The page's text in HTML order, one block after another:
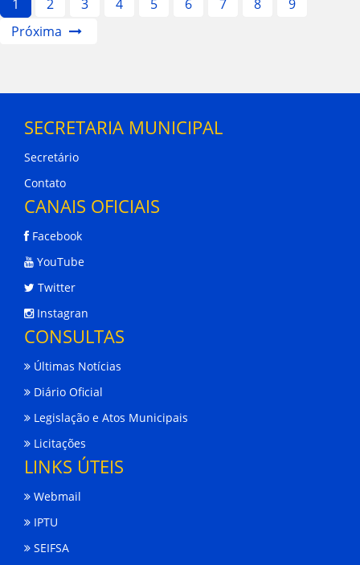
1 2 3 4 5 6 7 8
9
Próxima
SECRETARIA MUNICIPAL
Secretário
Contato
CANAIS OFICIAIS
Facebook
YouTube
Twitter
Instagran
CONSULTAS
Últimas Notícias
Diário Oficial
Legislação e Atos Municipais
Licitações
LINKS ÚTEIS
Webmail
IPTU
SEIFSA